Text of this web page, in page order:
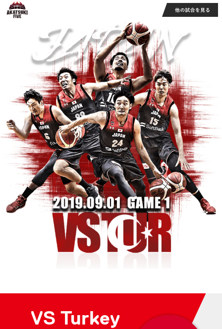
VS Turkey